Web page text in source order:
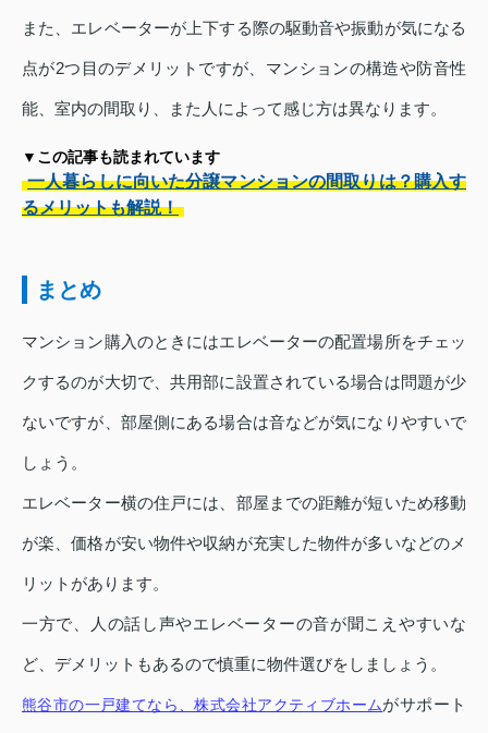
また、エレベーターが上下する際の駆動音や振動が気になる
点が2つ目のデメリットですが、マンションの構造や防音性
能、室内の間取り、また人によって感じ方は異なります。
▼この記事も読まれています
一人暮らしに向いた分譲マンションの間取りは？購入す
るメリットも解説！
まとめ
マンション購入のときにはエレベーターの配置場所をチェッ
クするのが大切で、共用部に設置されている場合は問題が少
ないですが、部屋側にある場合は音などが気になりやすいで
しょう。
エレベーター横の住戸には、部屋までの距離が短いため移動
が楽、価格が安い物件や収納が充実した物件が多いなどのメ
リットがあります。
一方で、人の話し声やエレベーターの音が聞こえやすいな
ど、デメリットもあるので慎重に物件選びをしましょう。
熊谷市の一戸建てなら、株式会社アクティブホームがサポート